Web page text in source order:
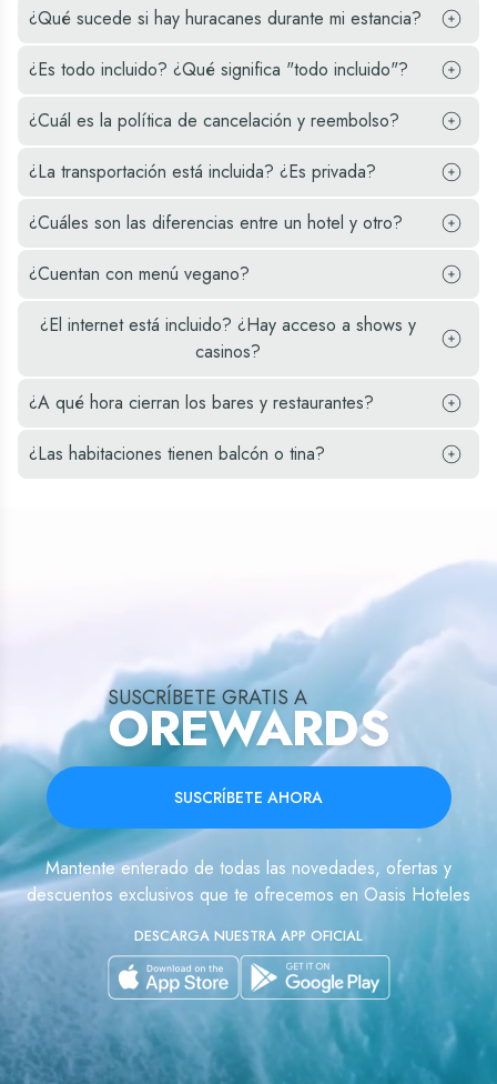
y fuera de las
otros muchos
¿Qué sucede si hay huracanes durante mi estancia?
¿Es todo incluido? ¿Qué significa "todo incluido"?
¿Cuál es la política de cancelación y reembolso?
¿La transportación está incluida? ¿Es privada?
¿Cuáles son las diferencias entre un hotel y otro?
¿Cuentan con menú vegano?
¿El internet está incluido? ¿Hay acceso a shows y
casinos?
¿A qué hora cierran los bares y restaurantes?
¿Las habitaciones tienen balcón o tina?
SUSCRÍBETE GRATIS A
OREWARDS
SUSCRÍBETE AHORA
Mantente enterado de todas las novedades, ofertas y
descuentos exclusivos que te ofrecemos en Oasis Hoteles
DESCARGA NUESTRA APP OFICIAL